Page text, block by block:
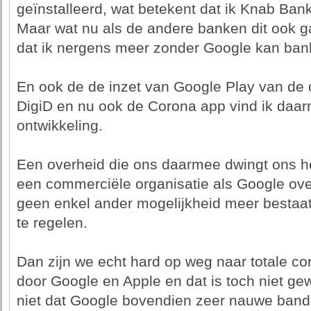
geïnstalleerd, wat betekent dat ik Knab
Maar wat nu als de andere banken dit ook
dat ik nergens meer zonder Google kan
En ook de de inzet van Google Play van
DigiD en nu ook de Corona app vind ik
ontwikkeling.
Een overheid die ons daarmee dwingt ons
een commerciële organisatie als Google
geen enkel ander mogelijkheid meer
te regelen.
Dan zijn we echt hard op weg naar totale
door Google en Apple en dat is toch niet
niet dat Google bovendien zeer nauwe